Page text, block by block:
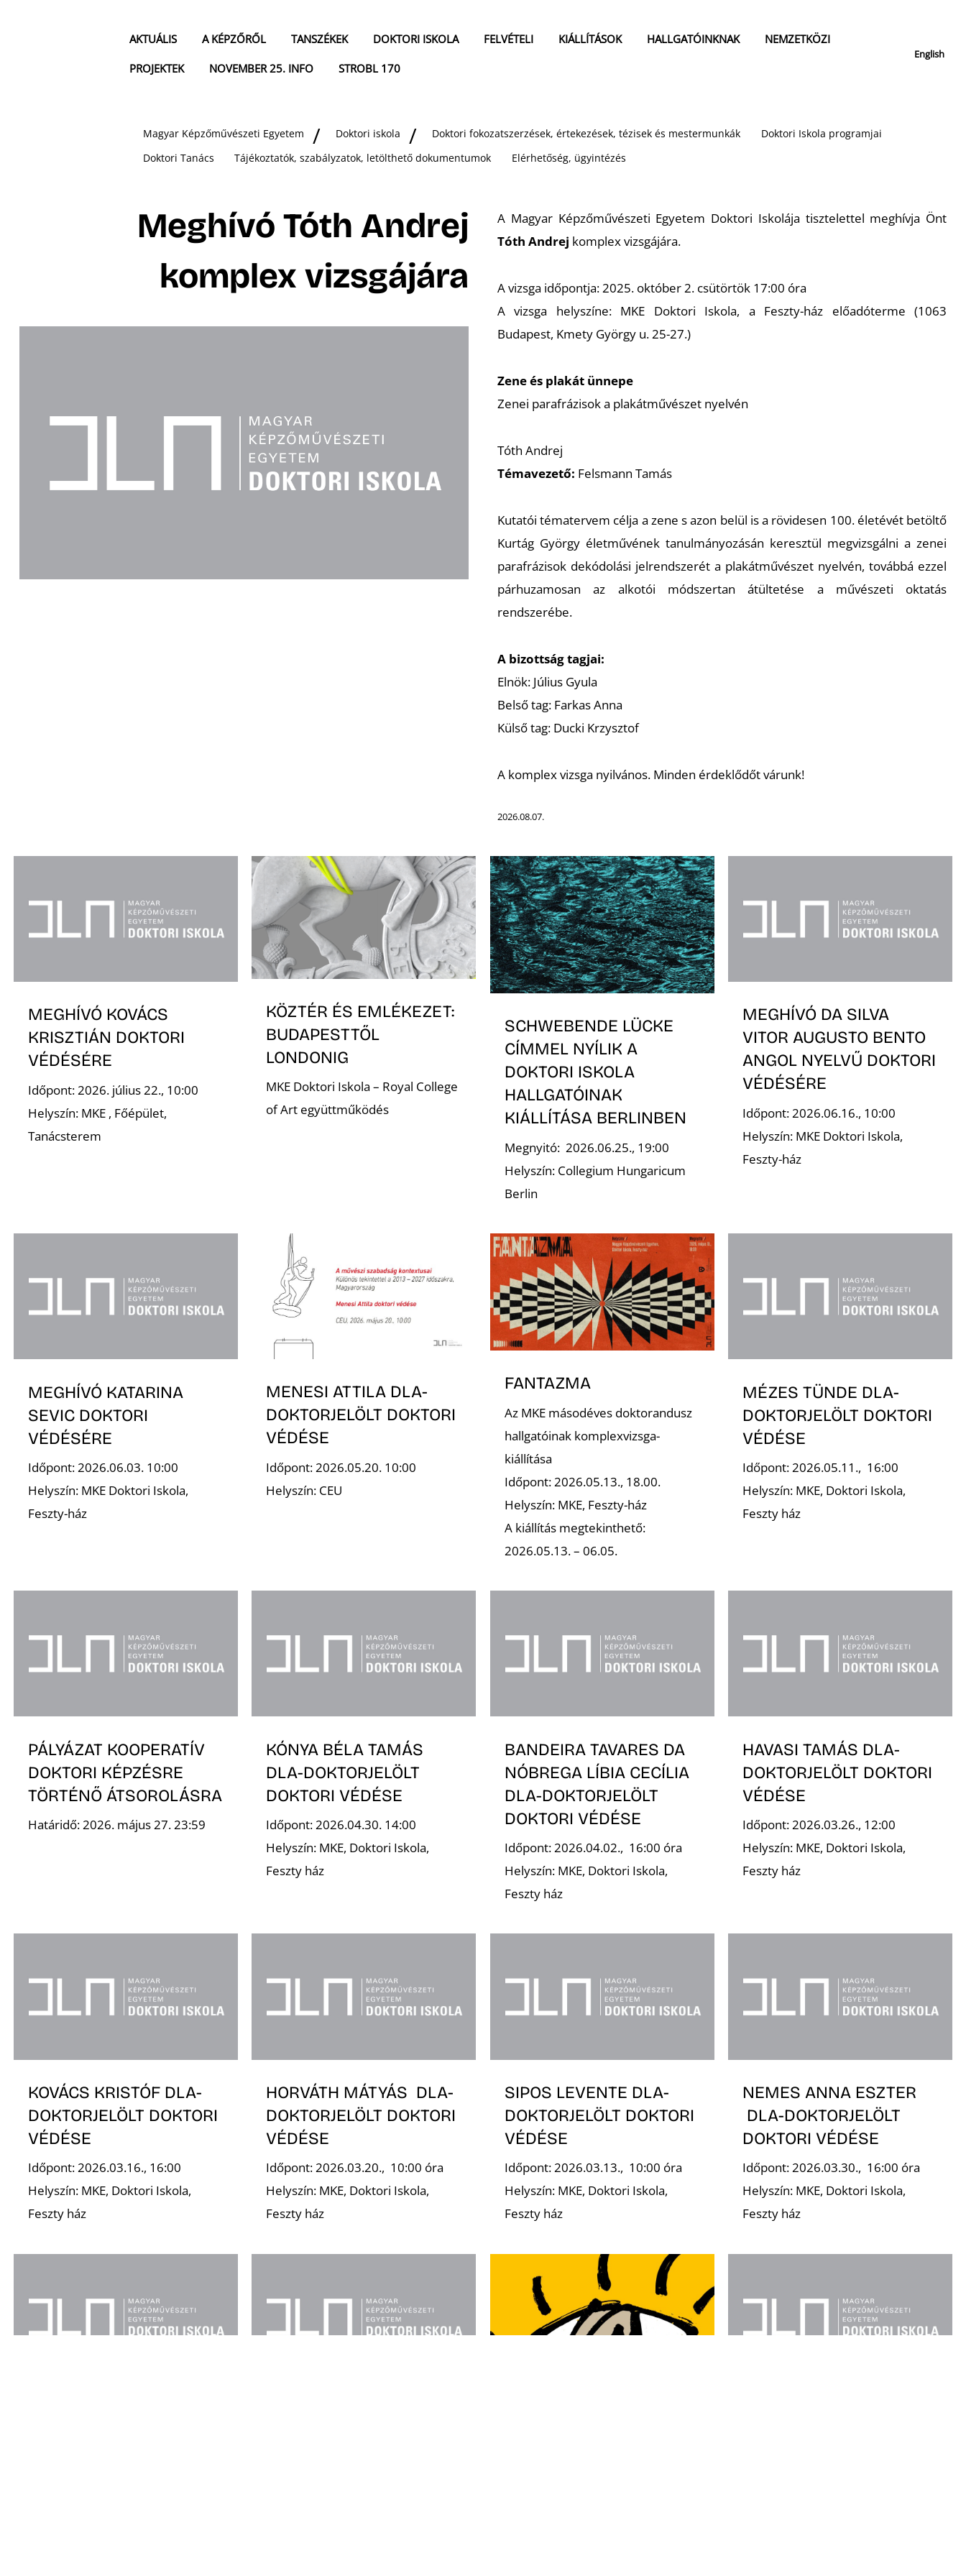
AKTUÁLIS A KÉPZŐRŐL TANSZÉKEK DOKTORI ISKOLA FELVÉTELI KIÁLLÍTÁSOK HALLGATÓINKNAK
NEMZETKÖZI
PROJEKTEK
NOVEMBER 25. INFO STROBL 170
English
Magyar Képzőművészeti Egyetem Doktori iskola Doktori fokozatszerzések, értekezések, tézisek és mestermunkák
Doktori Iskola programjai
Doktori Tanács
Tájékoztatók, szabályzatok, letölthető dokumentumok Elérhetőség, ügyintézés
Meghívó Tóth Andrej
komplex vizsgájára
A Magyar Képzőművészeti Egyetem Doktori Iskolája tisztelettel meghívja Önt
Tóth Andrej komplex vizsgájára.
A vizsga időpontja: 2025. október 2. csütörtök 17:00 óra
A vizsga helyszíne: MKE Doktori Iskola, a Feszty-ház előadóterme (1063
Budapest, Kmety György u. 25-27.)
Zene és plakát ünnepe
Zenei parafrázisok a plakátművészet nyelvén
Tóth Andrej
Témavezető: Felsmann Tamás
Kutatói tématervem célja a zene s azon belül is a rövidesen 100. életévét betöltő
Kurtág György életművének tanulmányozásán keresztül megvizsgálni a zenei
parafrázisok dekódolási jelrendszerét a plakátművészet nyelvén, továbbá ezzel
párhuzamosan az alkotói módszertan átültetése a művészeti oktatás
rendszerébe.
A bizottság tagjai:
Elnök: Július Gyula
Belső tag: Farkas Anna
Külső tag: Ducki Krzysztof
A komplex vizsga nyilvános. Minden érdeklődőt várunk!
2026.08.07.
MEGHÍVÓ KOVÁCS
KRISZTIÁN DOKTORI
VÉDÉSÉRE
Időpont: 2026. július 22., 10:00
Helyszín: MKE , Főépület,
Tanácsterem
KÖZTÉR ÉS EMLÉKEZET:
BUDAPESTTŐL
LONDONIG
MKE Doktori Iskola – Royal College
of Art együttműködés
SCHWEBENDE LÜCKE
CÍMMEL NYÍLIK A
DOKTORI ISKOLA
HALLGATÓINAK
KIÁLLÍTÁSA BERLINBEN
Megnyitó: 2026.06.25., 19:00
Helyszín: Collegium Hungaricum
Berlin
MEGHÍVÓ DA SILVA
VITOR AUGUSTO BENTO
ANGOL NYELVŰ DOKTORI
VÉDÉSÉRE
Időpont: 2026.06.16., 10:00
Helyszín: MKE Doktori Iskola,
Feszty-ház
MEGHÍVÓ KATARINA
SEVIC DOKTORI
VÉDÉSÉRE
Időpont: 2026.06.03. 10:00
Helyszín: MKE Doktori Iskola,
Feszty-ház
MENESI ATTILA DLA-
DOKTORJELÖLT DOKTORI
VÉDÉSE
Időpont: 2026.05.20. 10:00
Helyszín: CEU
FANTAZMA
Az MKE másodéves doktorandusz
hallgatóinak komplexvizsga-
kiállítása
Időpont: 2026.05.13., 18.00.
Helyszín: MKE, Feszty-ház
A kiállítás megtekinthető:
2026.05.13. – 06.05.
MÉZES TÜNDE DLA-
DOKTORJELÖLT DOKTORI
VÉDÉSE
Időpont: 2026.05.11., 16:00
Helyszín: MKE, Doktori Iskola,
Feszty ház
PÁLYÁZAT KOOPERATÍV
DOKTORI KÉPZÉSRE
TÖRTÉNŐ ÁTSOROLÁSRA
Határidő: 2026. május 27. 23:59
KÓNYA BÉLA TAMÁS
DLA-DOKTORJELÖLT
DOKTORI VÉDÉSE
Időpont: 2026.04.30. 14:00
Helyszín: MKE, Doktori Iskola,
Feszty ház
BANDEIRA TAVARES DA
NÓBREGA LÍBIA CECÍLIA
DLA-DOKTORJELÖLT
DOKTORI VÉDÉSE
Időpont: 2026.04.02., 16:00 óra
Helyszín: MKE, Doktori Iskola,
Feszty ház
HAVASI TAMÁS DLA-
DOKTORJELÖLT DOKTORI
VÉDÉSE
Időpont: 2026.03.26., 12:00
Helyszín: MKE, Doktori Iskola,
Feszty ház
KOVÁCS KRISTÓF DLA-
DOKTORJELÖLT DOKTORI
VÉDÉSE
Időpont: 2026.03.16., 16:00
Helyszín: MKE, Doktori Iskola,
Feszty ház
HORVÁTH MÁTYÁS DLA-
DOKTORJELÖLT DOKTORI
VÉDÉSE
Időpont: 2026.03.20., 10:00 óra
Helyszín: MKE, Doktori Iskola,
Feszty ház
SIPOS LEVENTE DLA-
DOKTORJELÖLT DOKTORI
VÉDÉSE
Időpont: 2026.03.13., 10:00 óra
Helyszín: MKE, Doktori Iskola,
Feszty ház
NEMES ANNA ESZTER
DLA-DOKTORJELÖLT
DOKTORI VÉDÉSE
Időpont: 2026.03.30., 16:00 óra
Helyszín: MKE, Doktori Iskola,
Feszty ház